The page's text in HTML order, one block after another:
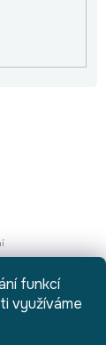
funkcí
využíváme